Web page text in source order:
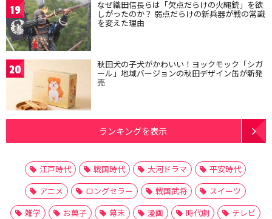
19 なぜ織田信長らは「欠点だらけの火縄銃」を欲
しがったのか？ 弱点だらけの新兵器が戦の常識
を変えた理由
20 秋田犬の子犬がかわいい！ヨックモック「シガ
ール」地域バージョンの秋田デザイン缶が新発
売
ランキングを表示
江戸時代 戦国時代 大河ドラマ
平安時代
アニメ
ロングセラー 戦国武将
スイーツ
雑学
お菓子 幕末 漫画 時代劇
テレビ